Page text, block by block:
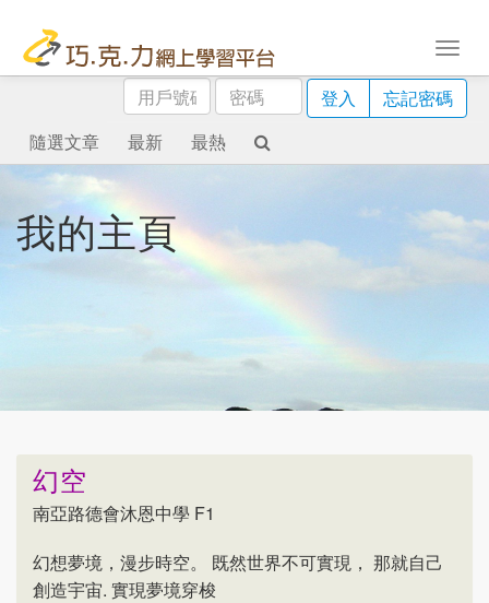
用
戶
號
碼
密
碼
登入
忘記密碼
隨選文章
最新 最熱
我的主頁
幻空
南亞路德會沐恩中學 F1
幻想夢境，漫步時空。 既然世界不可實現， 那就自己
創造宇宙. 實現夢境穿梭